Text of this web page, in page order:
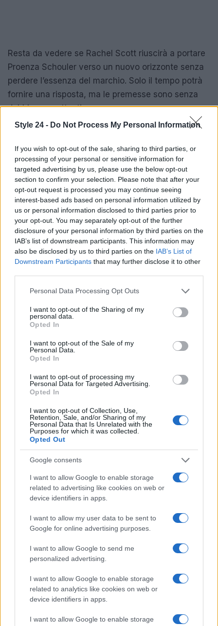
Style 24 - Do Not Process My Personal Information
If you wish to opt-out of the sale, sharing to third parties, or
processing of your personal or sensitive information for
targeted advertising by us, please use the below opt-out
section to confirm your selection. Please note that after your
opt-out request is processed you may continue seeing
interest-based ads based on personal information utilized by
us or personal information disclosed to third parties prior to
your opt-out. You may separately opt-out of the further
disclosure of your personal information by third parties on the
IAB’s list of downstream participants. This information may
also be disclosed by us to third parties on the IAB’s List of
Downstream Participants that may further disclose it to other
Please note that this website/app uses one or more Google
not limited to your visit or usage behaviour. You may click to
grant or deny consent to Google and its third-party tags to
use your data for below specified purposes in below Google
consent section.
Personal Data Processing Opt Outs
I want to opt-out of the Sharing of my
personal data.
Opted In
I want to opt-out of the Sale of my
Personal Data.
Opted In
I want to opt-out of processing my
Personal Data for Targeted Advertising.
Opted In
I want to opt-out of Collection, Use,
Retention, Sale, and/or Sharing of my
Personal Data that Is Unrelated with the
Purposes for which it was collected.
Opted Out
Google consents
I want to allow Google to enable storage
related to advertising like cookies on web or
device identifiers in apps.
I want to allow my user data to be sent to
Google for online advertising purposes.
I want to allow Google to send me
personalized advertising.
I want to allow Google to enable storage
related to analytics like cookies on web or
device identifiers in apps.
I want to allow Google to enable storage
Resta da vedere se Rachel Scott riuscirà a portare
Proenza Schouler verso un nuovo orizzonte senza
perdere l’essenza del marchio. Solo il tempo potrà
fornire una risposta, ma le premesse sono senza
dubbio promettenti.
AUTORE
Staff
Continua a leggere
LIFESTYLE
Sri Lanka: itinerari tra spiritualità, architettura e
spiagge paradisiache
Matteo Pellegrino · 8 Ago 2026
ALIMENTAZIONE